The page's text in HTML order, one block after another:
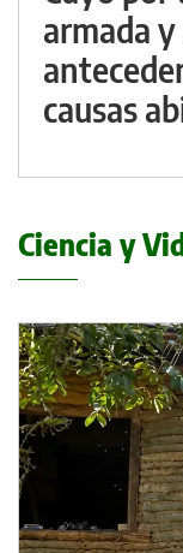
armada
causas
Ciencia y